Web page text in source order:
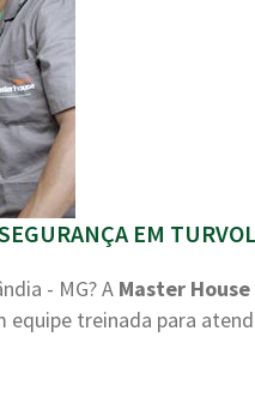
EM
- MG? A Master House
treinada para